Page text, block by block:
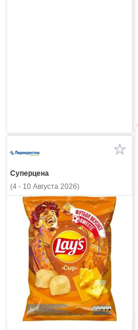
Суперцена
(4 - 10 Августа 2026)